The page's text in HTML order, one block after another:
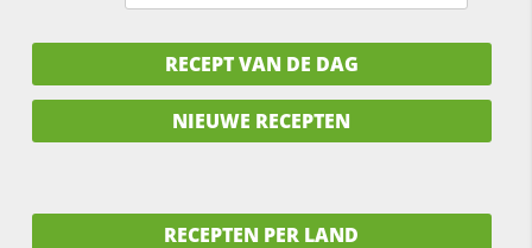
RECEPT VAN DE DAG
NIEUWE RECEPTEN
RECEPTEN PER LAND